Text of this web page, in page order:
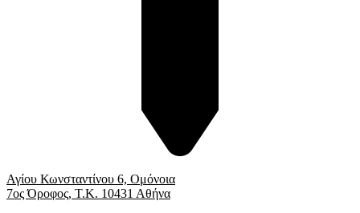
Αγίου Κωνσταντίνου 6, Ομόνοια
7ος Όροφος, Τ.Κ. 10431 Αθήνα